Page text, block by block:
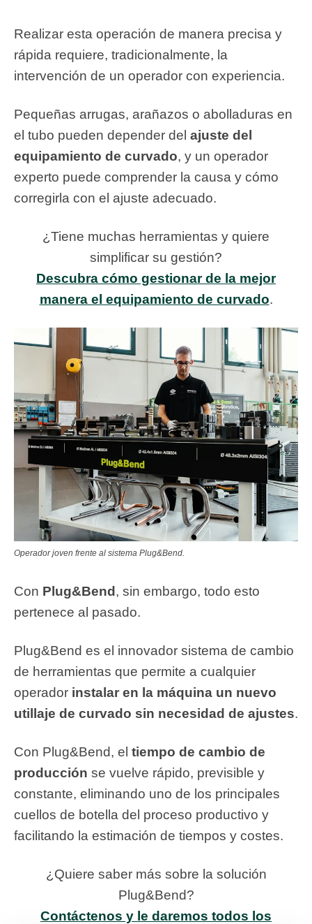
Realizar esta operación de manera precisa y
rápida requiere, tradicionalmente, la
intervención de un operador con experiencia.
Pequeñas arrugas, arañazos o abolladuras en
el tubo pueden depender del ajuste del
equipamiento de curvado, y un operador
experto puede comprender la causa y cómo
corregirla con el ajuste adecuado.
¿Tiene muchas herramientas y quiere
simplificar su gestión?
Descubra cómo gestionar de la mejor
manera el equipamiento de curvado.
Operador joven frente al sistema Plug&Bend.
Con Plug&Bend, sin embargo, todo esto
pertenece al pasado.
Plug&Bend es el innovador sistema de cambio
de herramientas que permite a cualquier
operador instalar en la máquina un nuevo
utillaje de curvado sin necesidad de ajustes.
Con Plug&Bend, el tiempo de cambio de
producción se vuelve rápido, previsible y
constante, eliminando uno de los principales
cuellos de botella del proceso productivo y
facilitando la estimación de tiempos y costes.
¿Quiere saber más sobre la solución
Plug&Bend?
Contáctenos y le daremos todos los